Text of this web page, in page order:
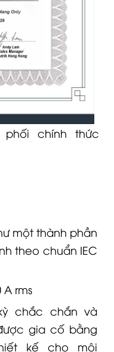
chính thức
một thành phần
theo chuẩn IEC
rms
chắc chắn và
gia cố bằng
kế cho môi